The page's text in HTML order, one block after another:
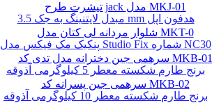
مبدل لایتنینگ به جک 3.5 mm هدفون اپل
پنکیک مک فیکس مدل Studio Fix شماره NC30
برنج طارم شکسته معطر 5 کیلوگرمی آذوقه
برنج طارم شکسته معطر 10 کیلوگرمی آذوقه
تیشرت طرح jack مدل MKJ-01
شلوار مردانه لی کتان مدل MKT-0
سرهمی جین دخترانه مدل تدی کد MKB-01
سرهمی جین پسرانه کد MKB-02